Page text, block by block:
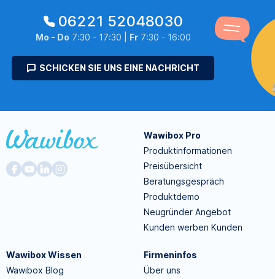
06221 52048030
Mo - Do 7:30 - 17:30 | Fr7:30 - 16:00
SCHICKEN SIE UNS EINE NACHRICHT
Wawibox Pro
Produktinformationen
Preisübersicht
Beratungsgespräch
Produktdemo
Neugründer Angebot
Kunden werben Kunden
Wawibox Wissen
Wawibox Blog
Firmeninfos
Über uns